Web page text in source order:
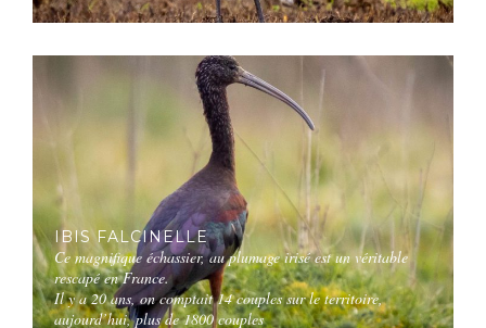
IBIS FALCINELLE
Ce magnifique échassier, au plumage irisé est un véritable
rescapé en France.
Il y a 20 ans, on comptait 14 couples sur le territoire,
aujourd’hui, plus de 1800 couples